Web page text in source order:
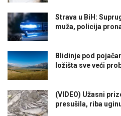
Strava u BiH:
muža, policija
Blidinje pod
ložišta sve veći
(VIDEO) Užasni
presušila, riba